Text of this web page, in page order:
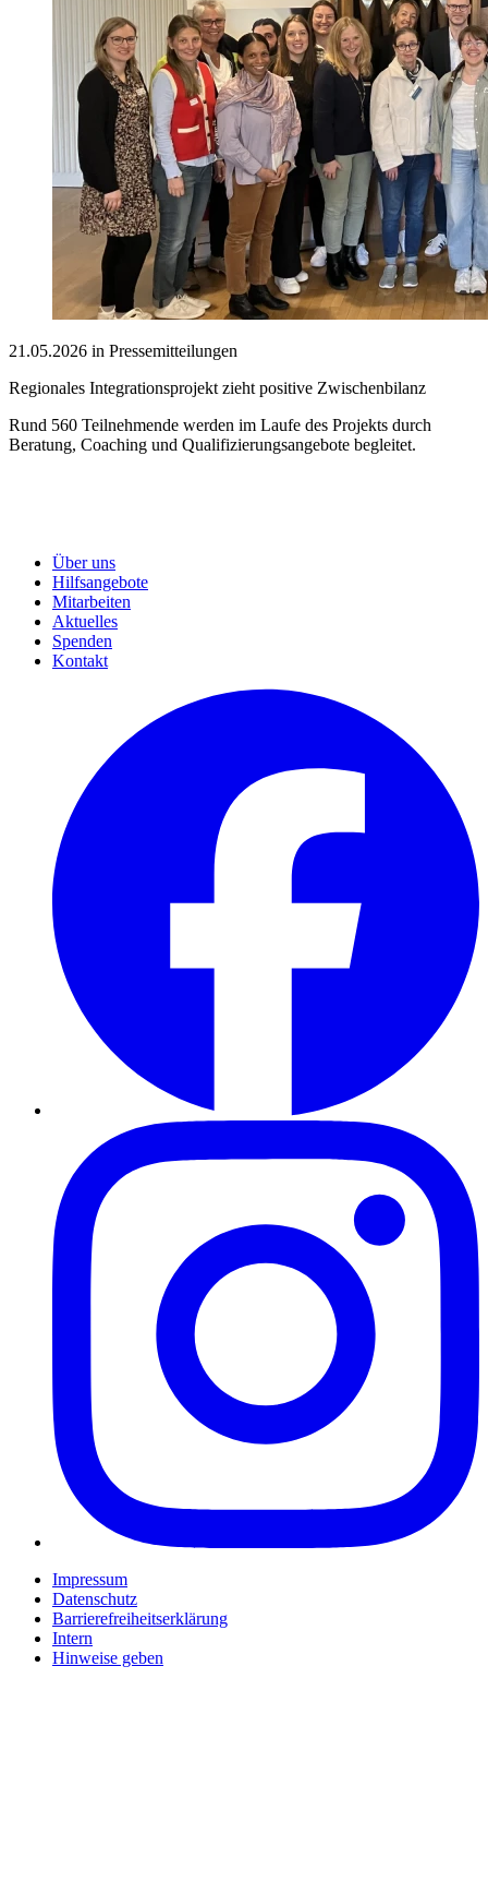
21.05.2026 in Pressemitteilungen
Regionales Integrationsprojekt zieht positive Zwischenbilanz
Rund 560 Teilnehmende werden im Laufe des Projekts durch
Beratung, Coaching und Qualifizierungsangebote begleitet.
Über uns
Hilfsangebote
Mitarbeiten
Aktuelles
Spenden
Kontakt
Impressum
Datenschutz
Barrierefreiheitserklärung
Intern
Hinweise geben